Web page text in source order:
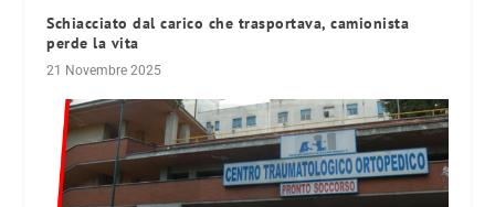
Schiacciato dal carico che trasportava, camionista
perde la vita
21 Novembre 2025